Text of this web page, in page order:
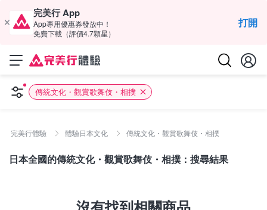
完美行 App
App專用優惠券發放中！
免費下載（評價4.7顆星）
打開
傳統文化・觀賞歌舞伎・相撲
完美行體驗 體驗日本文化 傳統文化・觀賞歌舞伎・相撲
日本全國的傳統文化・觀賞歌舞伎・相撲：搜尋結果